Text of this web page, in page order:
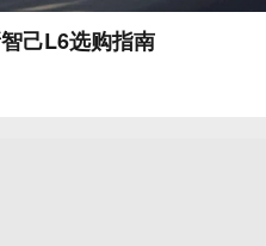
己L6选购指南